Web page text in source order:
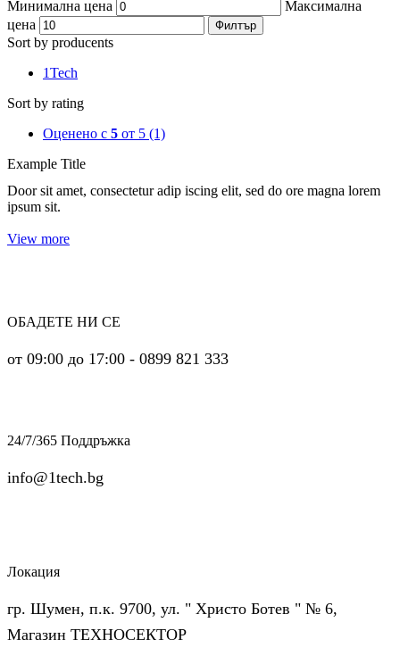
Минимална цена
Максимална
цена
Филтър
Sort by producents
1Tech
Sort by rating
Оценено с 5 от 5 (1)
Example Title
Door sit amet, consectetur adip iscing elit, sed do ore magna lorem
ipsum sit.
View more
ОБАДЕТЕ НИ СЕ
от 09:00 до 17:00 - 0899 821 333
24/7/365 Поддръжка
info@1tech.bg
Локация
гр. Шумен, п.к. 9700, ул. " Христо Ботев " № 6,
Магазин ТЕХНОСЕКТОР